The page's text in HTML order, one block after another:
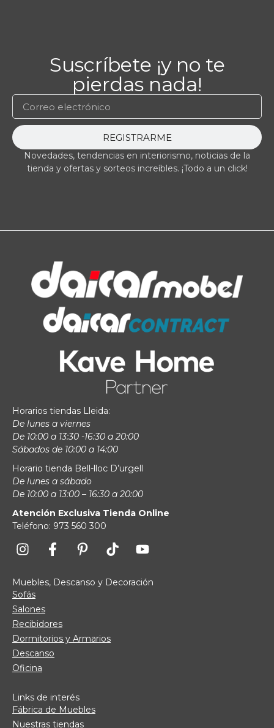
Suscríbete ¡y no te
pierdas nada!
REGISTRARME
Novedades, tendencias en interiorismo, noticias de la
tienda y ofertas y sorteos increíbles. ¡Todo a un click!
Horarios tiendas Lleida:
De lunes a viernes
De 10:00 a 13:30 -16:30 a 20:00
Sábados de 10:00 a 14:00
Horario tienda Bell-lloc D’urgell
De lunes a sábado
De 10:00 a 13:00 – 16:30 a 20:00
Atención Exclusiva Tienda Online
Teléfono: 973 560 300
Muebles, Descanso y Decoración
Sofás
Salones
Recibidores
Dormitorios y Armarios
Descanso
Oficina
Links de interés
Fábrica de Muebles
Nuestras tiendas